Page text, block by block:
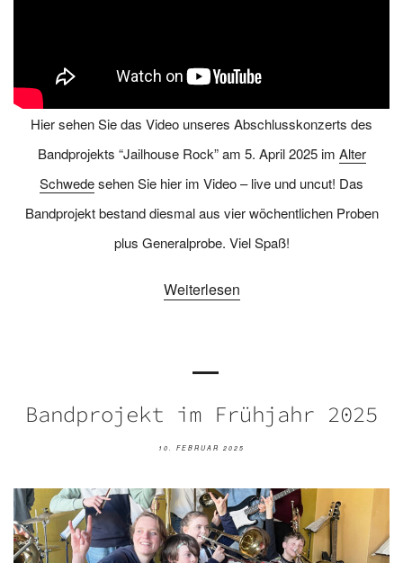
Hier sehen Sie das Video unseres Abschlusskonzerts des
Bandprojekts “Jailhouse Rock” am 5. April 2025 im Alter
Schwedesehen Sie hier im Video – live und uncut! Das
Bandprojekt bestand diesmal aus vier wöchentlichen Proben
plus Generalprobe. Viel Spaß!
Weiterlesen
Bandprojekt im Frühjahr 2025
10. FEBRUAR 2025